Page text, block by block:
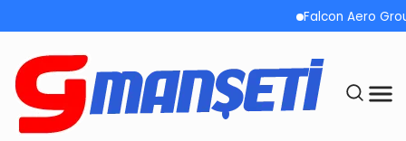
Falcon Aero Group,